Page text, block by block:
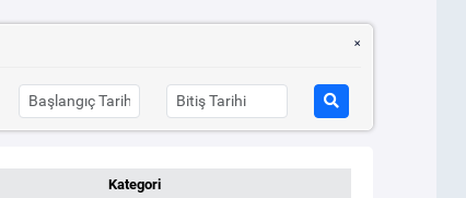
Kategori